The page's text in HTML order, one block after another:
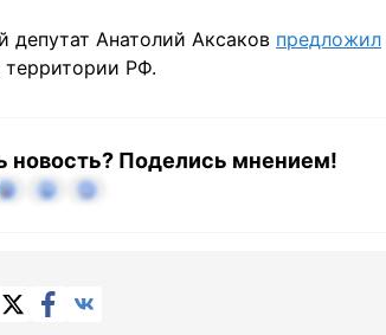
депутат Анатолий Аксаков предложил
РФ.
новость? Поделись мнением!
TelegramX.comFacebook